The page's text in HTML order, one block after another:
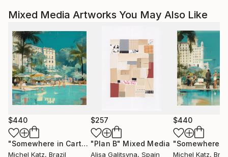
Mixed Media Artworks You May Also Like
$440
"Somewhere in Cartagena #2" Mixed Media
Michel Katz, Brazil
$257
"Plan B" Mixed Media
Alisa Galitsyna, Spain
$440
Michel Katz,